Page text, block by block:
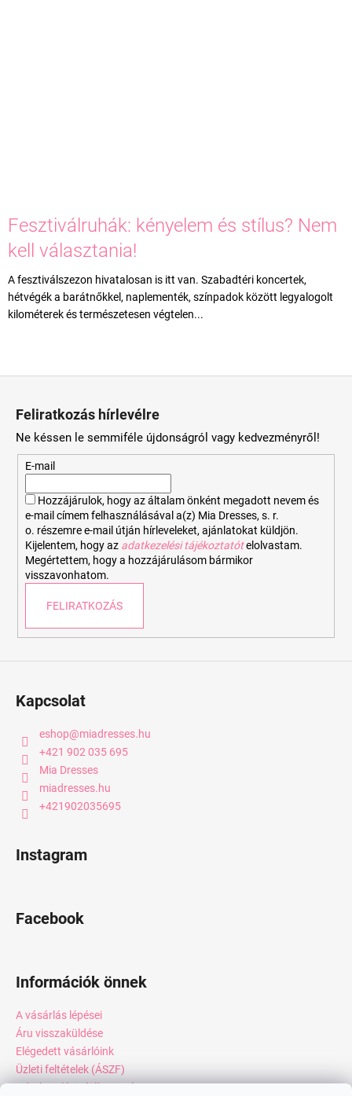
Fesztiválruhák: kényelem és stílus? Nem
kell választania!
A fesztiválszezon hivatalosan is itt van. Szabadtéri koncertek,
hétvégék a barátnőkkel, naplementék, színpadok között legyalogolt
kilométerek és természetesen végtelen...
Feliratkozás hírlevélre
Ne késsen le semmiféle újdonságról vagy kedvezményről!
E-mail
Hozzájárulok, hogy az általam önként megadott nevem és
e-mail címem felhasználásával a(z) Mia Dresses, s. r.
o. részemre e-mail útján hírleveleket, ajánlatokat küldjön.
Kijelentem, hogy az adatkezelési tájékoztatót elolvastam.
Megértettem, hogy a hozzájárulásom bármikor
visszavonhatom.
FELIRATKOZÁS
Kapcsolat
eshop@miadresses.hu
+421 902 035 695
Mia Dresses
miadresses.hu
+421902035695
Instagram
Facebook
Információk önnek
A vásárlás lépései
Áru visszaküldése
Elégedett vásárlóink
Üzleti feltételek (ÁSZF)
Adatkezelési tájékoztató